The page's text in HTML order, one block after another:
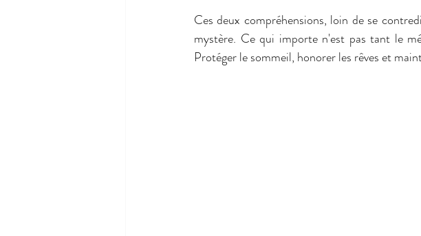
Ces deux compréhensions, loin de se
mystère. Ce qui importe n'est pas tant le
Protéger le sommeil, honorer les rêves et